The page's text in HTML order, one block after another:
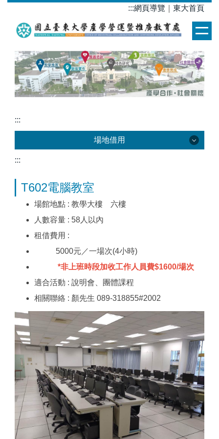
:::網頁導覽 東大首頁
:::
場地借用
場館介紹
借用流程
場地查詢預約狀況
借用申請表
場館位置
常見問題
學人招待所
公共意外責任保險
:::
T602電腦教室
場館地點 : 教學大樓 六樓
人數容量 : 58人以內
租借費用 :
5000元／一場次(4小時)
*非上班時段加收工作人員費$1600/場次
適合活動 : 說明會、團體課程
相關聯絡 : 顏先生 089-318855#2002